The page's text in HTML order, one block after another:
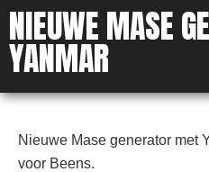
NIEUWE MASE
YANMAR
Nieuwe Mase generator met
voor Beens.